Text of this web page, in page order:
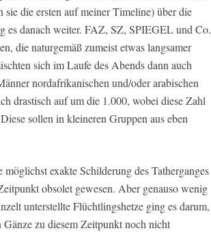
sie die ersten auf meiner Timeline) über die
danach weiter. FAZ, SZ, SPIEGEL und Co.
die naturgemäß zumeist etwas langsamer
sich im Laufe des Abends dann auch
nordafrikanischen und/oder arabischen
drastisch auf um die 1.000, wobei diese Zahl
sollen in kleineren Gruppen aus eben
exakte Schilderung des Tatherganges
obsolet gewesen. Aber genauso wenig
unterstellte Flüchtlingshetze ging es darum,
zu diesem Zeitpunkt noch nicht